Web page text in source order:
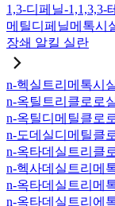
1,3-디페닐-1,1,3,3-
메틸디페닐메톡시
장쇄 알킬 실란
n-헥실트리메톡시
n-옥틸트리클로로
n-옥틸디메틸클로
n-도데실디메틸클
n-옥타데실트리클
n-헥사데실트리메
n-옥타데실트리메
n-옥타데실트리에